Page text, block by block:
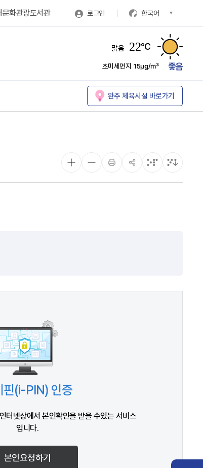
문화관광도서관 로그인 한국어
맑음 22℃
초미세먼지 15㎍/㎥ 좋음
완주 체육시설 바로가기
핀(i-PIN) 인증
터넷상에서 본인확인을 받을 수있는 서비스
입니다.
본인요청하기